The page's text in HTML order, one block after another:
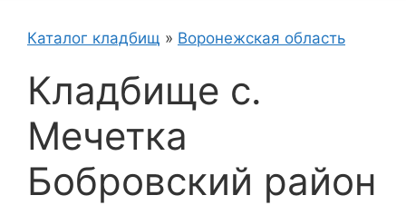
Каталог кладбищ » Воронежская область
Кладбище с.
Мечетка
Бобровский район